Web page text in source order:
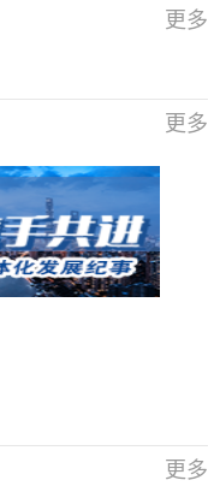
更多
更多
更多